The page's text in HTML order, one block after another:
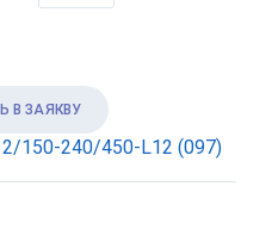
В ЗАЯКВУ
150-240/450-L12 (097)